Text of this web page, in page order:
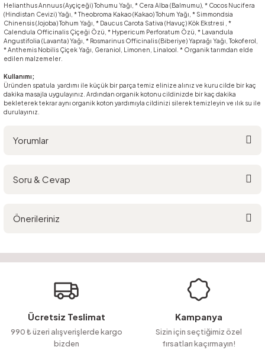
Helianthus Annuus (Ayçiçeği) Tohumu Yağı, * Cera Alba (Balmumu), * Cocos Nucifera
(Hindistan Cevizi) Yağı, * Theobroma Kakao (Kakao) Tohum Yağı, * Simmondsia
Chinensis (Jojoba) Tohum Yağı, * Daucus Carota Sativa (Havuç) Kök Ekstresi , *
Calendula Officinalis Çiçeği Özü, * Hypericum Perforatum Özü, * Lavandula
Angustifolia (Lavanta) Yağı, * Rosmarinus Officinalis (Biberiye) Yaprağı Yağı, Tokoferol,
* Anthemis Nobilis Çiçek Yağı, Geraniol, Limonen, Linalool. * Organik tarımdan elde
edilen malzemeler.
Kullanımı;
Üründen spatula yardımı ile küçük bir parça temiz elinize alınız ve kuru cilde bir kaç
dakika masajla uygulayınız. Ardından organik kotonu cildinizde bir kaç dakika
bekleterek tekrar aynı organik koton yardımıyla cildinizi silerek temizleyin ve ılık su ile
durulayınız.
Yorumlar
Soru & Cevap
Soru Sor
Önerileriniz
Görüş ve önerileriniz için teşekkür ederiz.
Ürün resmi kalitesiz, bozuk veya görüntülenemiyor.
Ürün açıklamasında eksik bilgiler bulunuyor.
Ürün bilgilerinde hatalar bulunuyor.
Ücretsiz Teslimat
990 ₺ üzeri alışverişlerde kargo
bizden
Kampanya
Sizin için seçtiğimiz özel
fırsatları kaçırmayın!